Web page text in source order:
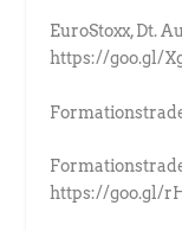
EuroStoxx, Dt.
https://goo.gl/
https://goo.gl/